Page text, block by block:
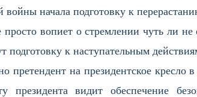
начала подготовку к
вопиет о стремлении чуть ли
подготовку к наступательным
претендент на президентское
президента видит обеспечение